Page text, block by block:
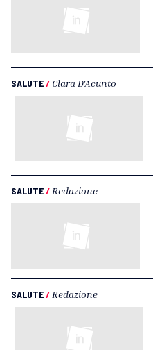
SALUTE/ Clara D'Acunto
SALUTE/ Redazione
SALUTE/ Redazione